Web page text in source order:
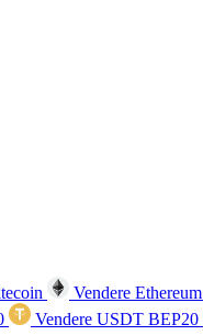
Vendere Ethereum
Vendere USDT BEP20